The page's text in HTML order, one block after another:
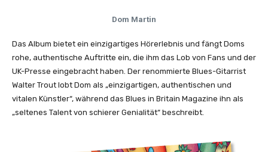
Dom Martin
Das Album bietet ein einzigartiges Hörerlebnis und fängt Doms
rohe, authentische Auftritte ein, die ihm das Lob von Fans und der
UK-Presse eingebracht haben. Der renommierte Blues-Gitarrist
Walter Trout lobt Dom als „einzigartigen, authentischen und
vitalen Künstler“, während das Blues in Britain Magazine ihn als
„seltenes Talent von schierer Genialität“ beschreibt.